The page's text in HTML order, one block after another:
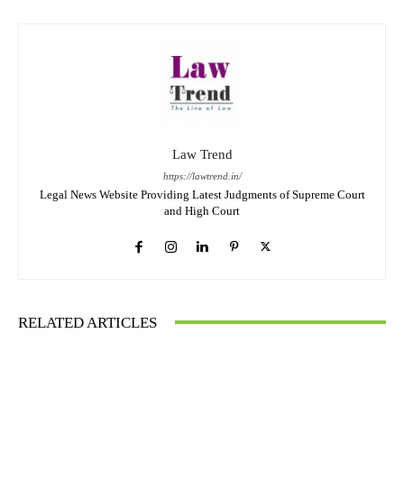
Law Trend
https://lawtrend.in/
Legal News Website Providing Latest Judgments of Supreme Court
and High Court
RELATED ARTICLES